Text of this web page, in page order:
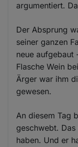
argumentiert.
Der Absprung
seiner ganzen
neue
Flasche Wein
Ärger war ihm
gewesen.
An diesem Tag
geschwebt.
haben. Und er